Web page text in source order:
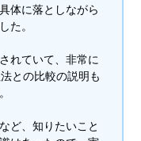
体に落としながら
た。
れていて、非常に
との比較の説明も
ど、知りたいこと